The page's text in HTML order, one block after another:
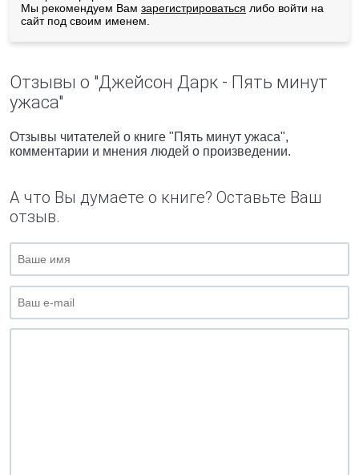
Мы рекомендуем Вам зарегистрироваться либо войти на
сайт под своим именем.
Отзывы о "Джейсон Дарк - Пять минут
ужаса"
Отзывы читателей о книге "Пять минут ужаса",
комментарии и мнения людей о произведении.
А что Вы думаете о книге? Оставьте Ваш
отзыв.